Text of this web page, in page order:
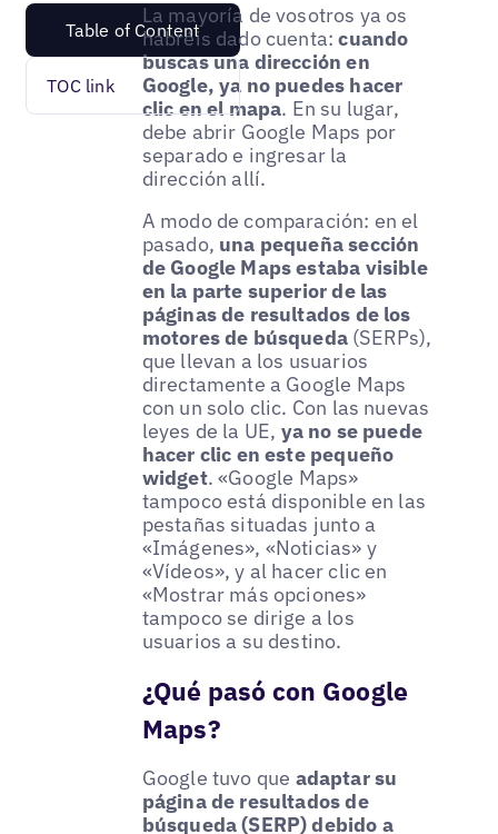
Table of Content
TOC link
La mayoría de vosotros ya os
habréis dado cuenta:cuando
buscas una dirección en
Google, ya no puedes hacer
clic en el mapa. En su lugar,
debe abrir Google Maps por
separado e ingresar la
dirección allí.
A modo de comparación: en el
pasado, una pequeña sección
de Google Maps estaba visible
en la parte superior de las
páginas de resultados de los
motores de búsqueda (SERPs),
que llevan a los usuarios
directamente a Google Maps
con un solo clic. Con las nuevas
leyes de la UE, ya no se puede
hacer clic en este pequeño
widget. «Google Maps»
tampoco está disponible en las
pestañas situadas junto a
«Imágenes», «Noticias» y
«Vídeos», y al hacer clic en
«Mostrar más opciones»
tampoco se dirige a los
usuarios a su destino.
¿Qué pasó con Google
Maps?
Google tuvo que adaptar su
página de resultados de
búsqueda (SERP) debido a